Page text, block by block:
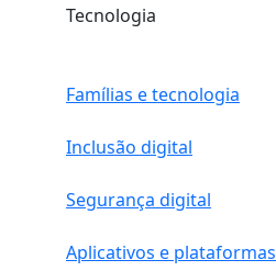
Tecnologia
Famílias e tecnologia
Inclusão digital
Segurança digital
Aplicativos e plataformas